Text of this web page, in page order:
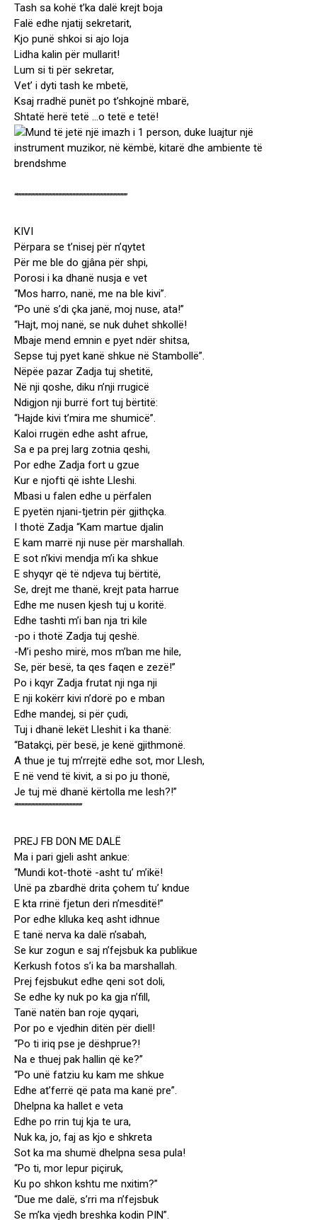
Tash sa kohë t’ka dalë krejt boja
Falë edhe njatij sekretarit,
Kjo punë shkoi si ajo loja
Lidha kalin për mullarit!
Lum si ti për sekretar,
Vet’ i dyti tash ke mbetë,
Ksaj rradhë punët po t’shkojnë mbarë,
Shtatë herë tetë …o tetë e tetë!
“”””””””””””””””””””””””””””””””””””””””
KIVI
Përpara se t’nisej për n’qytet
Për me ble do gjâna për shpi,
Porosi i ka dhanë nusja e vet
“Mos harro, nanë, me na ble kivi”.
“Po unë s’di çka janë, moj nuse, ata!”
“Hajt, moj nanë, se nuk duhet shkollë!
Mbaje mend emnin e pyet ndër shitsa,
Sepse tuj pyet kanë shkue në Stambollë”.
Nëpëe pazar Zadja tuj shetitë,
Në nji qoshe, diku n’nji rrugicë
Ndigjon nji burrë fort tuj bërtitë:
“Hajde kivi t’mira me shumicë”.
Kaloi rrugën edhe asht afrue,
Sa e pa prej larg zotnia qeshi,
Por edhe Zadja fort u gzue
Kur e njofti që ishte Lleshi.
Mbasi u falen edhe u përfalen
E pyetën njani-tjetrin për gjithçka.
I thotë Zadja “Kam martue djalin
E kam marrë nji nuse për marshallah.
E sot n’kivi mendja m’i ka shkue
E shyqyr që të ndjeva tuj bërtitë,
Se, drejt me thanë, krejt pata harrue
Edhe me nusen kjesh tuj u koritë.
Edhe tashti m’i ban nja tri kile
-po i thotë Zadja tuj qeshë.
-M’i pesho mirë, mos m’ban me hile,
Se, për besë, ta qes faqen e zezë!”
Po i kqyr Zadja frutat nji nga nji
E nji kokërr kivi n’dorë po e mban
Edhe mandej, si për çudi,
Tuj i dhanë lekët Lleshit i ka thanë:
“Batakçi, për besë, je kenë gjithmonë.
A thue je tuj m’rrejtë edhe sot, mor Llesh,
E në vend të kivit, a si po ju thonë,
Je tuj më dhanë kërtolla me lesh?!”
“”””””””””””””””””””””””
PREJ FB DON ME DALË
Ma i pari gjeli asht ankue:
“Mundi kot-thotë -asht tu’ m’ikë!
Unë pa zbardhë drita çohem tu’ kndue
E kta rrinë fjetun deri n’mesditë!”
Por edhe klluka keq asht idhnue
E tanë nerva ka dalë n’sabah,
Se kur zogun e saj n’fejsbuk ka publikue
Kerkush fotos s’i ka ba marshallah.
Prej fejsbukut edhe qeni sot doli,
Se edhe ky nuk po ka gja n’fill,
Tanë natën ban roje qyqari,
Por po e vjedhin ditën për diell!
“Po ti iriq pse je dëshprue?!
Na e thuej pak hallin që ke?”
“Po unë fatziu ku kam me shkue
Edhe at’ferrë që pata ma kanë pre”.
Dhelpna ka hallet e veta
Edhe po rrin tuj kja te ura,
Nuk ka, jo, faj as kjo e shkreta
Sot ka ma shumë dhelpna sesa pula!
“Po ti, mor lepur piçiruk,
Ku po shkon kshtu me nxitim?”
“Due me dalë, s’rri ma n’fejsbuk
Se m’ka vjedh breshka kodin PIN”.